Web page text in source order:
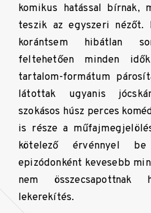
komikus hatással bírnak,
teszik az egyszeri nézőt.
korántsem hibátlan
feltehetően minden
tartalom-formátum
látottak ugyanis
szokásos húsz perces
is része a
kötelező érvénnyel
epizódonként kevesebb
nem összecsapottnak
lekerekítés.